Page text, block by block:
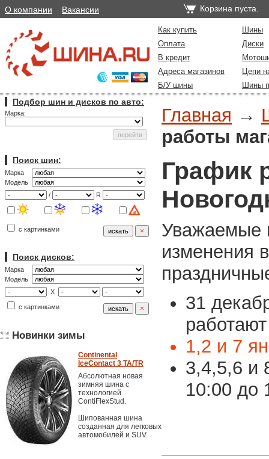
О компании Вакансии Корзина пуста.
Как купить
Шины
Оплата
Диски
В кредит
Адреса магазинов
Цепи
Б/У шины
Шины
Подбор шин и дисков по авто:
Марка:
Поиск шин:
Марка
Модель
/
R
с картинками
Поиск дисков:
Марка
Модель
X
с картинками
Новинки зимы
Continental
IceContact 3 TA/TR
Абсолютная новая
зимняя шина с
технологией
ContiFlexStud.
Шипованная шина
созданная для легковых
автомобилей и SUV.
Главная →
работы
График
Уважаемые
изменения
31
1,2 и 7
3,4,5,6 и
10:00 до